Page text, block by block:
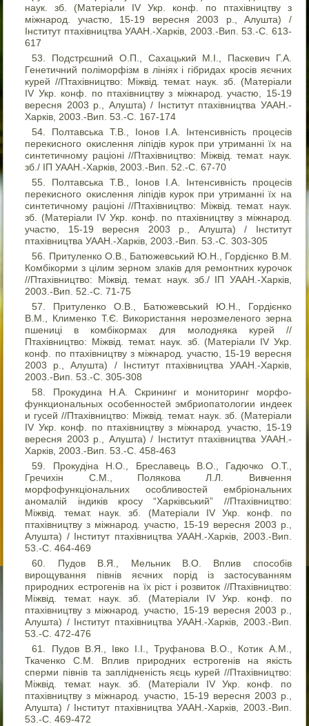
наук. зб. (Матеріали IV Укр. конф. по птахівництву з
міжнарод. участю, 15-19 вересня 2003 р., Алушта) /
Інститут птахівництва УААН.-Харків, 2003.-Вип. 53.-С. 613-
617
Подстрєшний О.П., Сахацький М.І., Паскевич Г.А.
Генетичний поліморфізм в лініях і гібридах кросів яєчних
курей //Птахівництво: Міжвід. темат. наук. зб. (Матеріали
IV Укр. конф. по птахівництву з міжнарод. участю, 15-19
вересня 2003 р., Алушта) / Інститут птахівництва УААН.-
Харків, 2003.-Вип. 53.-С. 167-174
Полтавська Т.В., Іонов І.А. Інтенсивність процесів
перекисного окислення ліпідів курок при утриманні їх на
синтетичному раціоні //Птахівництво: Міжвід. темат. наук.
зб./ ІП УААН.-Харків, 2003.-Вип. 52.-С. 67-70
Полтавська Т.В., Іонов І.А. Інтенсивність процесів
перекисного окислення ліпідів курок при утриманні їх на
синтетичному раціоні //Птахівництво: Міжвід. темат. наук.
зб. (Матеріали IV Укр. конф. по птахівництву з міжнарод.
участю, 15-19 вересня 2003 р., Алушта) / Інститут
птахівництва УААН.-Харків, 2003.-Вип. 53.-С. 303-305
Притуленко О.В., Батюжевський Ю.Н., Гордієнко В.М.
Комбікорми з цілим зерном злаків для ремонтних курочок
//Птахівництво: Міжвід. темат. наук. зб./ ІП УААН.-Харків,
2003.-Вип. 52.-С. 71-75
Притуленко О.В., Батюжевський Ю.Н., Гордієнко
В.М., Клименко Т.Є. Використання нерозмеленого зерна
пшениці в комбікормах для молодняка курей //
Птахівництво: Міжвід. темат. наук. зб. (Матеріали IV Укр.
конф. по птахівництву з міжнарод. участю, 15-19 вересня
2003 р., Алушта) / Інститут птахівництва УААН.-Харків,
2003.-Вип. 53.-С. 305-308
Прокудина Н.А. Скрининг и мониторинг морфо-
функциональных особенностей эмбриопатологии индеек
и гусей //Птахівництво: Міжвід. темат. наук. зб. (Матеріали
IV Укр. конф. по птахівництву з міжнарод. участю, 15-19
вересня 2003 р., Алушта) / Інститут птахівництва УААН.-
Харків, 2003.-Вип. 53.-С. 458-463
Прокудіна Н.О., Бреславець В.О., Гадючко О.Т.,
Гречихін С.М., Полякова Л.Л. Вивчення
морфофункціональних особливостей ембріональних
аномалій індиків кросу “Харківський” //Птахівництво:
Міжвід. темат. наук. зб. (Матеріали IV Укр. конф. по
птахівництву з міжнарод. участю, 15-19 вересня 2003 р.,
Алушта) / Інститут птахівництва УААН.-Харків, 2003.-Вип.
53.-С. 464-469
Пудов В.Я., Мельник В.О. Вплив способів
вирощування півнів яєчних порід із застосуванням
природних естрогенів на їх ріст і розвиток //Птахівництво:
Міжвід. темат. наук. зб. (Матеріали IV Укр. конф. по
птахівництву з міжнарод. участю, 15-19 вересня 2003 р.,
Алушта) / Інститут птахівництва УААН.-Харків, 2003.-Вип.
53.-С. 472-476
Пудов В.Я., Івко І.І., Труфанова В.О., Котик А.М.,
Ткаченко С.М. Вплив природних естрогенів на якість
сперми півнів та заплідненість яєць курей //Птахівництво:
Міжвід. темат. наук. зб. (Матеріали IV Укр. конф. по
птахівництву з міжнарод. участю, 15-19 вересня 2003 р.,
Алушта) / Інститут птахівництва УААН.-Харків, 2003.-Вип.
53.-С. 469-472